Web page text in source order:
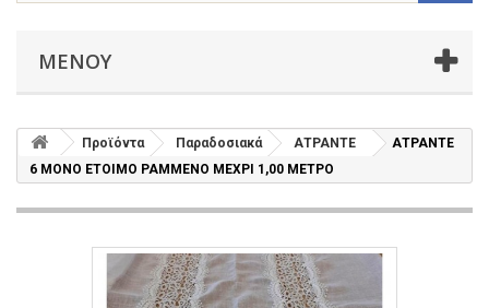
ΜΕΝΟΎ
Προϊόντα Παραδοσιακά ΑΤΡΑΝΤΕ
ΑΤΡΑΝΤΕ
6 ΜΟΝΟ ΕΤΟΙΜΟ ΡΑΜΜΕΝΟ ΜΕΧΡΙ 1,00 ΜΕΤΡΟ